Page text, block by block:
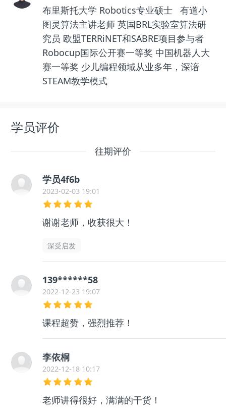
布里斯托大学 Robotics专业硕士 有道小
图灵算法主讲老师 英国BRL实验室算法研
究员 欧盟TERRiNET和SABRE项目参与者
Robocup国际公开赛一等奖 中国机器人大
赛一等奖 少儿编程领域从业多年，深谙
STEAM教学模式
学员评价
往期评价
学员4f6b
2023-02-03 19:01
谢谢老师，收获很大！
深受启发
139******58
2022-12-23 19:07
课程超赞，强烈推荐！
李依桐
2022-12-18 10:17
老师讲得很好，满满的干货！